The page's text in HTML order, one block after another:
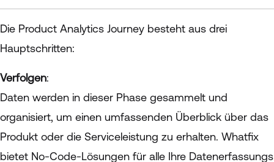
Die Product Analytics Journey besteht aus drei
Hauptschritten:
Verfolgen:
Daten werden in dieser Phase gesammelt und
organisiert, um einen umfassenden Überblick über das
Produkt oder die Serviceleistung zu erhalten. Whatfix
bietet No-Code-Lösungen für alle Ihre Datenerfassungs